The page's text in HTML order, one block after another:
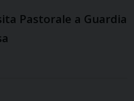
Pastorale a Guardia